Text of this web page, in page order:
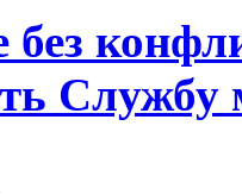
Службу